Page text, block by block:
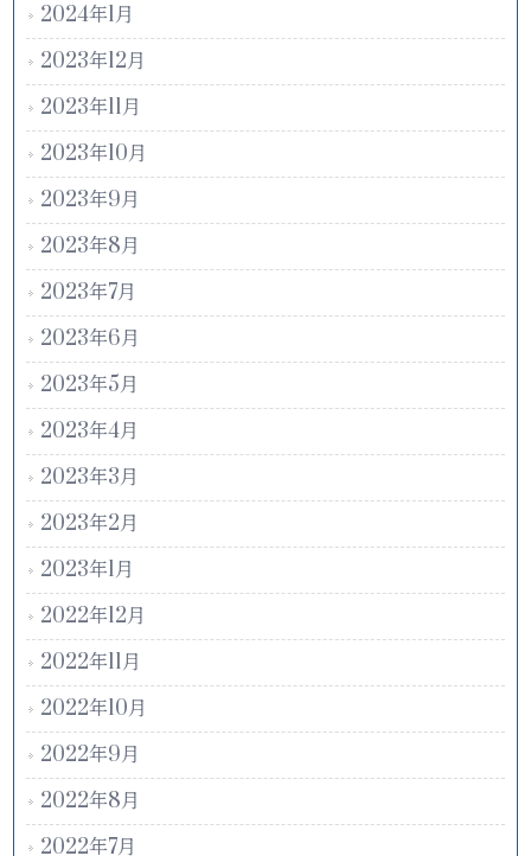
2024年1月
2023年12月
2023年11月
2023年10月
2023年9月
2023年8月
2023年7月
2023年6月
2023年5月
2023年4月
2023年3月
2023年2月
2023年1月
2022年12月
2022年11月
2022年10月
2022年9月
2022年8月
2022年7月